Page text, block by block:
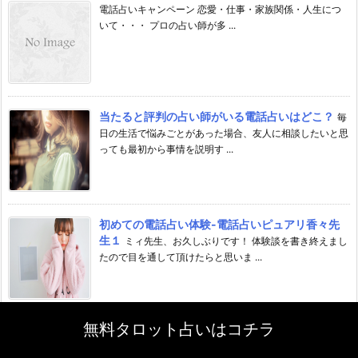
電話占いキャンペーン 恋愛・仕事・家族関係・人生につ
いて・・・ プロの占い師が多 ...
当たると評判の占い師がいる電話占いはどこ？ 毎
日の生活で悩みごとがあった場合、友人に相談したいと思
っても最初から事情を説明す ...
初めての電話占い体験-電話占いピュアリ香々先
生１
ミィ先生、お久しぶりです！ 体験談を書き終えまし
たので目を通して頂けたらと思いま ...
運命の人？ツインソウルって何？ツインフレー
無料タロット占いはコチラ